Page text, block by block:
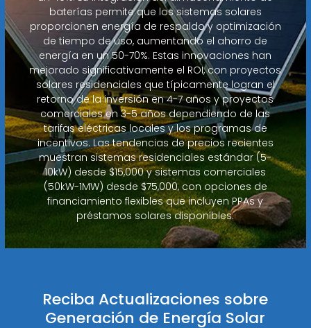
baterías permite que los sistemas solares
proporcionen energía de respaldo y optimización
de tiempo de uso, aumentando el ahorro de
energía en un 50-70%. Estas innovaciones han
mejorado significativamente el ROI, con proyectos
solares residenciales que típicamente logran el
retorno de la inversión en 4-7 años y proyectos
comerciales en 3-5 años dependiendo de las
tarifas eléctricas locales y los programas de
incentivos. Las tendencias de precios recientes
muestran sistemas residenciales estándar (5-
10kW) desde $15,000 y sistemas comerciales
(50kW-1MW) desde $75,000, con opciones de
financiamiento flexibles que incluyen PPAs y
préstamos solares disponibles.
Reciba Actualizaciones sobre
Generación de Energía Solar